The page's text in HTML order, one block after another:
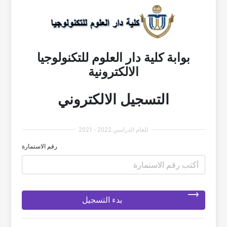
بوابة كلية دار العلوم للتكنولوجيا
الالكترونية
التسجيل الالكتروني
للعام الدراسي 2022 - 2021
رقم الاستمارة
بدء التسجيل